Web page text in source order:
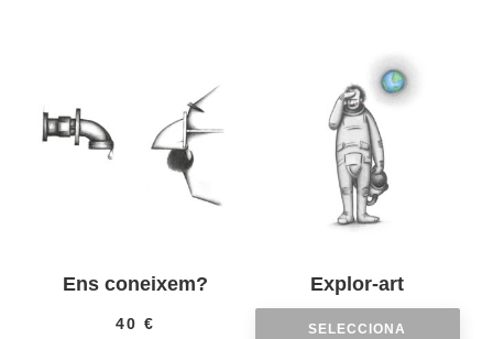
Ens coneixem?
40€
Explor-art
SELECCIONA